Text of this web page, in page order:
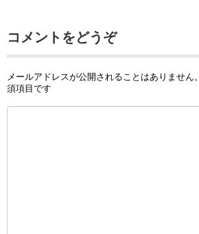
コメントをどうぞ
メールアドレスが公開されることはありません。
須項目です